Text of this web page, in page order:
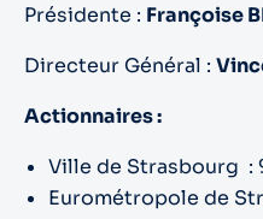
Présidente : Françoise
Directeur Général :
Actionnaires :
Ville de Strasbourg :
Eurométropole de